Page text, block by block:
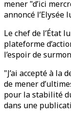
mener "d’ici
annoncé l’Elysée
Le chef de l’État
plateforme
l’espoir de
"J’ai accepté à la
de mener
pour la stabilité
dans une